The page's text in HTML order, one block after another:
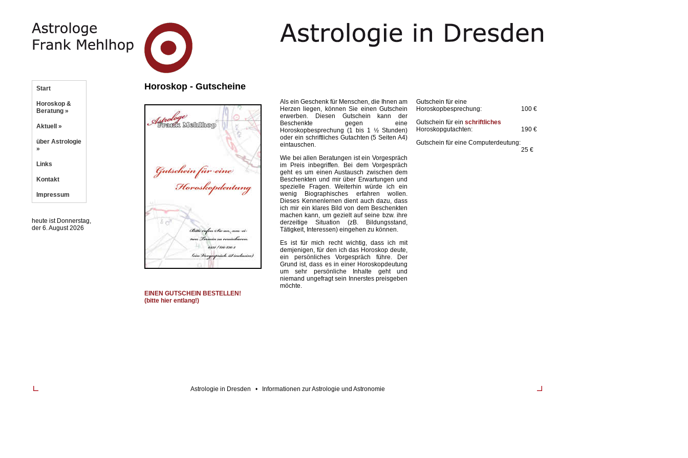
Start
Horoskop &
Beratung »
Aktuell »
über Astrologie
»
Links
Kontakt
Impressum
heute ist Donnerstag,
der 6. August 2026
Horoskop - Gutscheine
EINEN GUTSCHEIN BESTELLEN!
(bitte hier entlang!)
Als ein Geschenk für Menschen, die Ihnen am
Herzen liegen, können Sie einen Gutschein
erwerben. Diesen Gutschein kann der
Beschenkte gegen eine
Horoskopbesprechung (1 bis 1 ½ Stunden)
oder ein schriftliches Gutachten (5 Seiten A4)
eintauschen.
Wie bei allen Beratungen ist ein Vorgespräch
im Preis inbegriffen. Bei dem Vorgespräch
geht es um einen Austausch zwischen dem
Beschenkten und mir über Erwartungen und
spezielle Fragen. Weiterhin würde ich ein
wenig Biographisches erfahren wollen.
Dieses Kennenlernen dient auch dazu, dass
ich mir ein klares Bild von dem Beschenkten
machen kann, um gezielt auf seine bzw. ihre
derzeitige Situation (zB. Bildungsstand,
Tätigkeit, Interessen) eingehen zu können.
Es ist für mich recht wichtig, dass ich mit
demjenigen, für den ich das Horoskop deute,
ein persönliches Vorgespräch führe. Der
Grund ist, dass es in einer Horoskopdeutung
um sehr persönliche Inhalte geht und
niemand ungefragt sein Innerstes preisgeben
möchte.
Gutschein für eine
Horoskopbesprechung:
Gutschein für ein schriftliches
Horoskopgutachten:
Gutschein für eine Computerdeutung:
100 €
190 €
25 €
Astrologie in Dresden • Informationen zur Astrologie und Astronomie